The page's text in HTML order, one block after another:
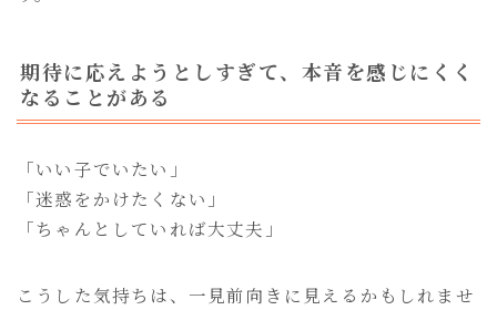
期待に応えようとしすぎて、本音を感じにくく
なることがある
「いい子でいたい」
「迷惑をかけたくない」
「ちゃんとしていれば大丈夫」
こうした気持ちは、一見前向きに見えるかもしれませ